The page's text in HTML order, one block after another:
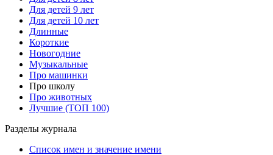
Для детей 9 лет
Для детей 10 лет
Длинные
Короткие
Новогодние
Музыкальные
Про машинки
Про школу
Про животных
Лучшие (ТОП 100)
Разделы журнала
Список имен и значение имени